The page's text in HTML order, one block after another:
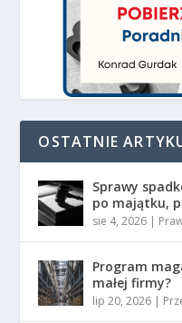
OSTATNIE
Sprawy
po majątku,
sie 4, 2026 |
Program
małej firmy?
lip 20, 2026 |